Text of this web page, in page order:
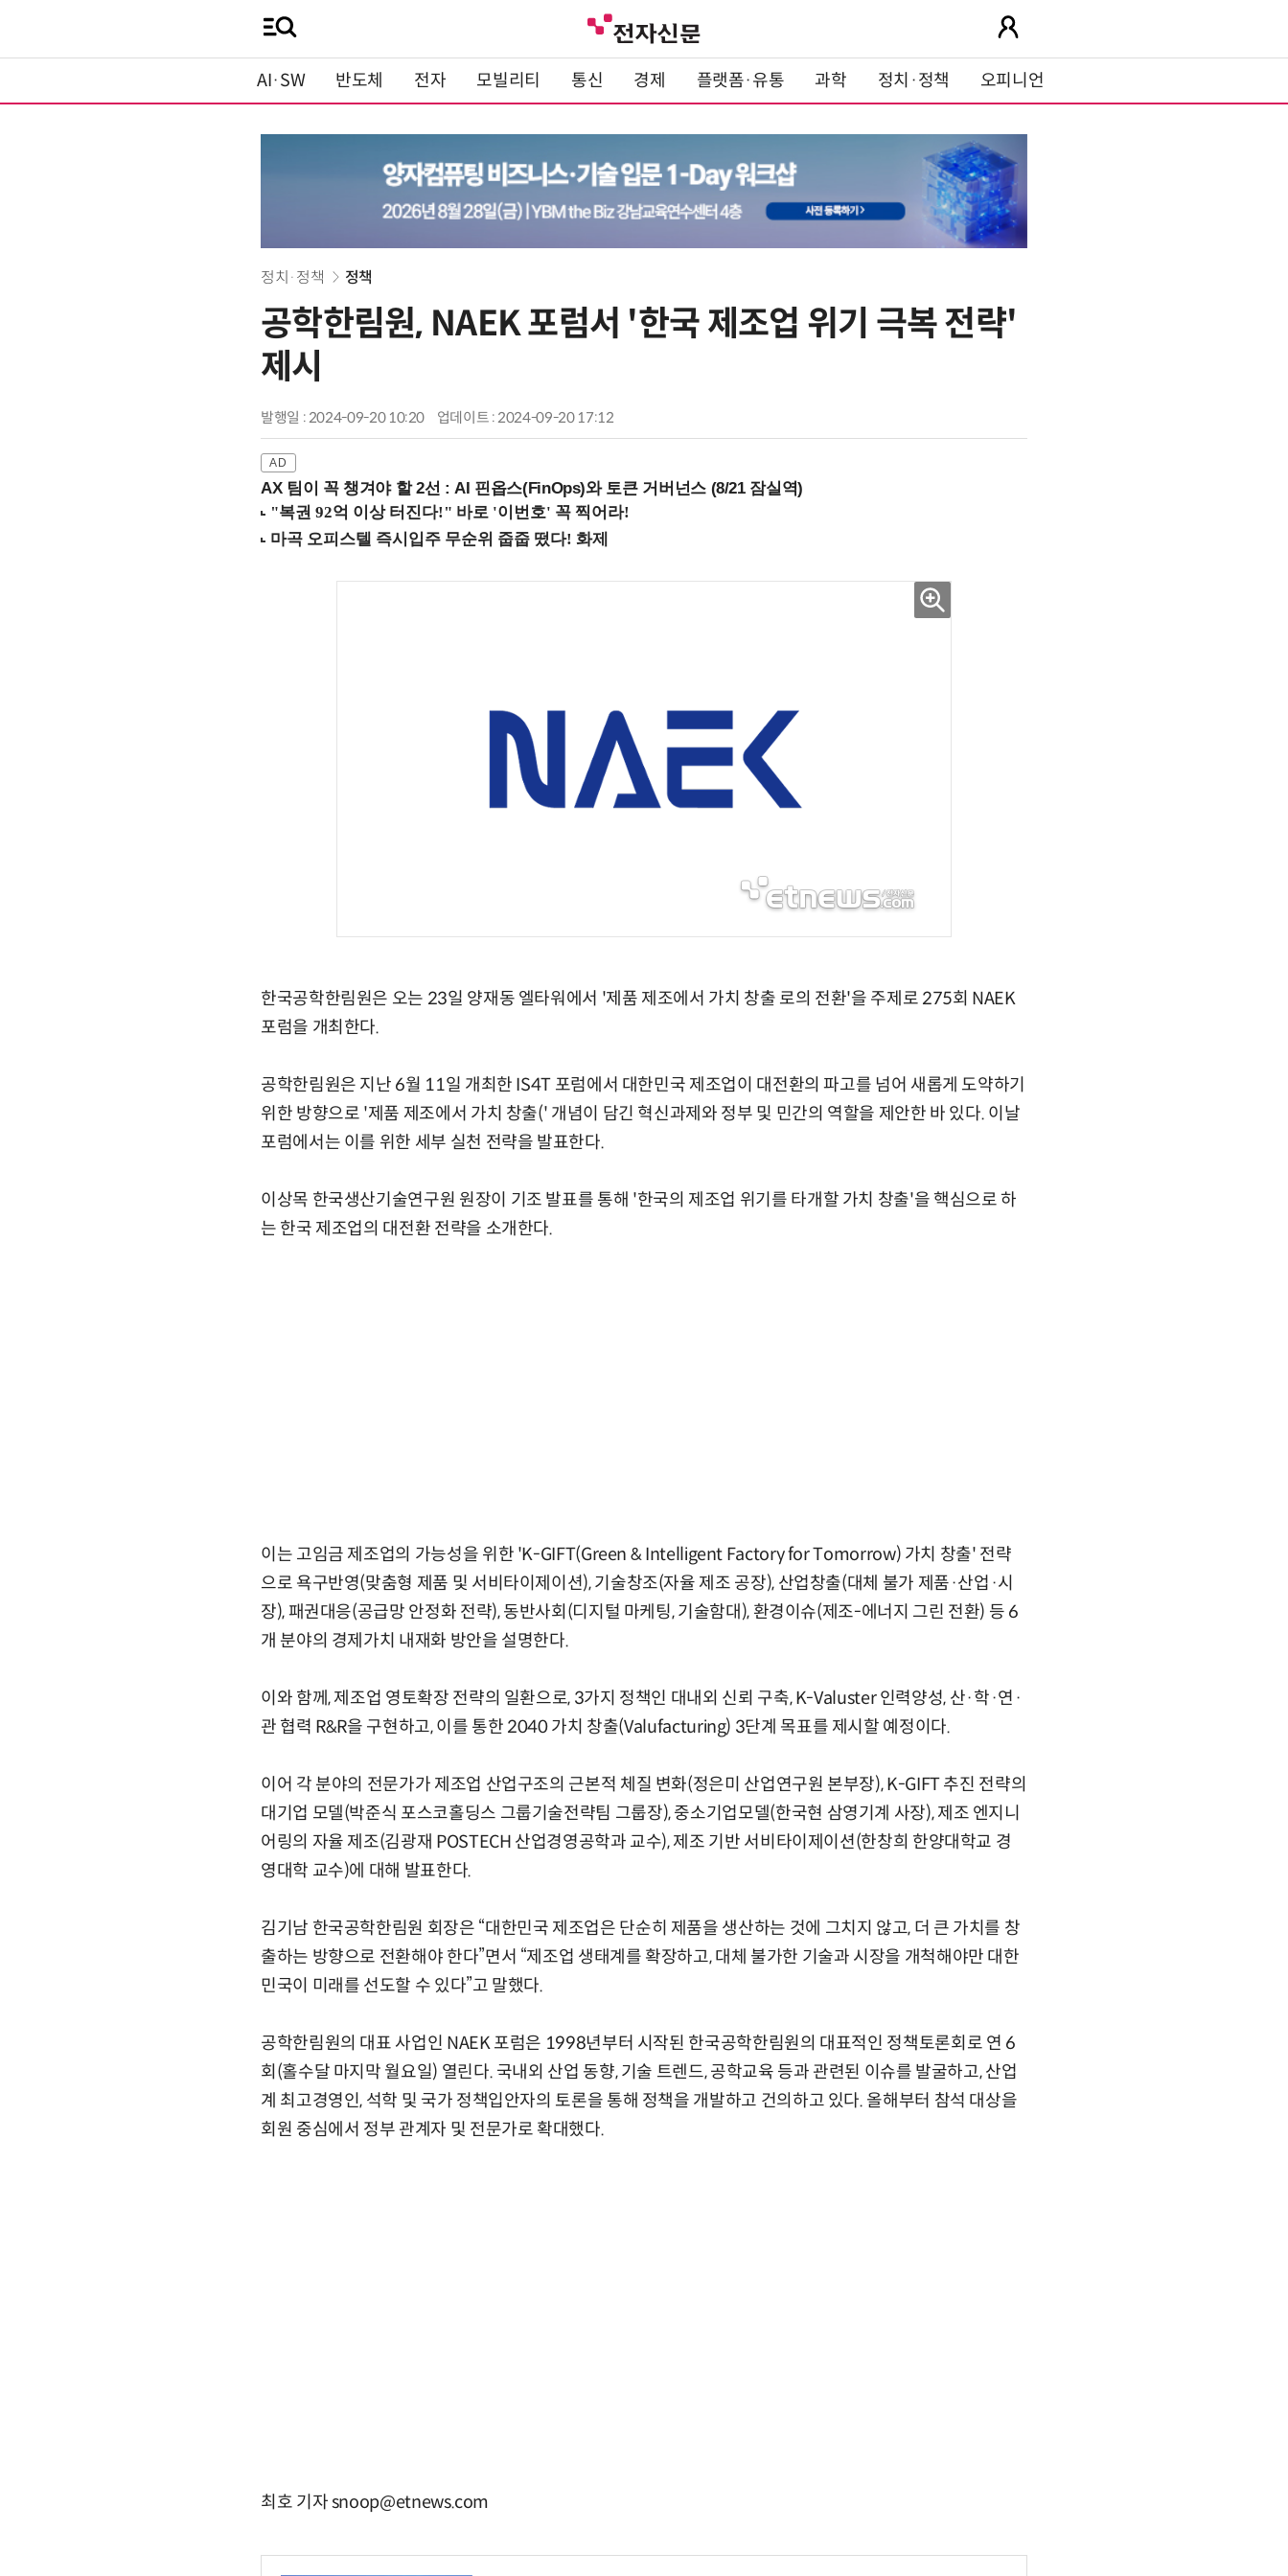
AI·SW 반도체 전자 모빌리티 통신 경제 플랫폼·유통 과학 정치·정책 오피니언
정치·정책 정책
공학한림원, NAEK 포럼서 '한국 제조업 위기 극복 전략'
제시
발행일 : 2024-09-20 10:20 업데이트 : 2024-09-20 17:12
AX 팀이 꼭 챙겨야 할 2선 : AI 핀옵스(FinOps)와 토큰 거버넌스 (8/21 잠실역)
한국공학한림원은 오는 23일 양재동 엘타워에서 '제품 제조에서 가치 창출 로의 전환'을 주제로 275회 NAEK
포럼을 개최한다.
공학한림원은 지난 6월 11일 개최한 IS4T 포럼에서 대한민국 제조업이 대전환의 파고를 넘어 새롭게 도약하기
위한 방향으로 '제품 제조에서 가치 창출(' 개념이 담긴 혁신과제와 정부 및 민간의 역할을 제안한 바 있다. 이날
포럼에서는 이를 위한 세부 실천 전략을 발표한다.
이상목 한국생산기술연구원 원장이 기조 발표를 통해 '한국의 제조업 위기를 타개할 가치 창출'을 핵심으로 하
는 한국 제조업의 대전환 전략을 소개한다.
이는 고임금 제조업의 가능성을 위한 'K-GIFT(Green & Intelligent Factory for Tomorrow) 가치 창출' 전략
으로 욕구반영(맞춤형 제품 및 서비타이제이션), 기술창조(자율 제조 공장), 산업창출(대체 불가 제품·산업·시
장), 패권대응(공급망 안정화 전략), 동반사회(디지털 마케팅, 기술함대), 환경이슈(제조-에너지 그린 전환) 등 6
개 분야의 경제가치 내재화 방안을 설명한다.
이와 함께, 제조업 영토확장 전략의 일환으로, 3가지 정책인 대내외 신뢰 구축, K-Valuster 인력양성, 산·학·연·
관 협력 R&R을 구현하고, 이를 통한 2040 가치 창출(Valufacturing) 3단계 목표를 제시할 예정이다.
이어 각 분야의 전문가가 제조업 산업구조의 근본적 체질 변화(정은미 산업연구원 본부장), K-GIFT 추진 전략의
대기업 모델(박준식 포스코홀딩스 그룹기술전략팀 그룹장), 중소기업모델(한국현 삼영기계 사장), 제조 엔지니
어링의 자율 제조(김광재 POSTECH 산업경영공학과 교수), 제조 기반 서비타이제이션(한창희 한양대학교 경
영대학 교수)에 대해 발표한다.
김기남 한국공학한림원 회장은 “대한민국 제조업은 단순히 제품을 생산하는 것에 그치지 않고, 더 큰 가치를 창
출하는 방향으로 전환해야 한다”면서 “제조업 생태계를 확장하고, 대체 불가한 기술과 시장을 개척해야만 대한
민국이 미래를 선도할 수 있다”고 말했다.
공학한림원의 대표 사업인 NAEK 포럼은 1998년부터 시작된 한국공학한림원의 대표적인 정책토론회로 연 6
회(홀수달 마지막 월요일) 열린다. 국내외 산업 동향, 기술 트렌드, 공학교육 등과 관련된 이슈를 발굴하고, 산업
계 최고경영인, 석학 및 국가 정책입안자의 토론을 통해 정책을 개발하고 건의하고 있다. 올해부터 참석 대상을
회원 중심에서 정부 관계자 및 전문가로 확대했다.
최호 기자 snoop@etnews.com